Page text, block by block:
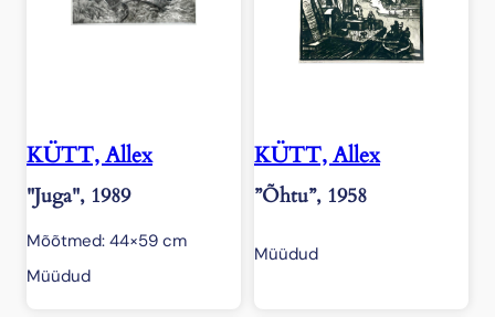
KÜTT, Allex
"Juga", 1989
Mõõtmed: 44×59 cm
Müüdud
KÜTT, Allex
”Õhtu”, 1958
Müüdud